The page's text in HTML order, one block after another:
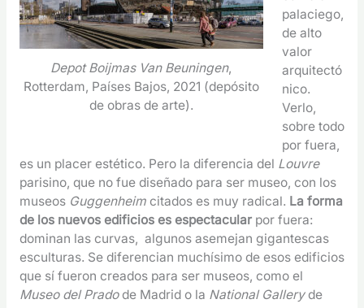
Depot Boijmas Van Beuningen,
Rotterdam, Países Bajos, 2021 (depósito
de obras de arte).
palaciego,
de alto
valor
arquitectó
nico.
Verlo,
sobre todo
por fuera,
es un placer estético. Pero la diferencia del Louvre
parisino, que no fue diseñado para ser museo, con los
museos Guggenheimcitados es muy radical. La forma
de los nuevos edificios es espectacularpor fuera:
dominan las curvas, algunos asemejan gigantescas
esculturas. Se diferencian muchísimo de esos edificios
que sí fueron creados para ser museos, como el
Museo del Pradode Madrid o la National Galleryde